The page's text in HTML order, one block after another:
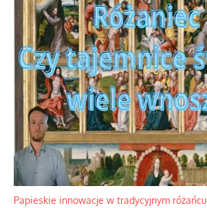
Papieskie innowacje w tradycyjnym różańcu